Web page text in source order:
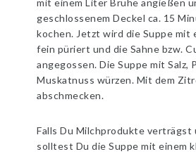
mit einem Liter Brühe angießen
geschlossenem Deckel ca. 15
kochen. Jetzt wird die Suppe mit
fein püriert und die Sahne bzw.
angegossen. Die Suppe mit Salz,
Muskatnuss würzen. Mit dem
abschmecken.
Falls Du Milchprodukte verträgst
solltest Du die Suppe mit einem